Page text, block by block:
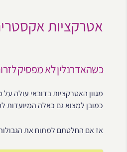
אטרקציות
כשהאדרנלין לא מפסיק
מגוון האטרקציות בדובאי עולה
כמובן למצוא גם כאלה המיועדות
אז אם החלטתם למתוח את הגבולות